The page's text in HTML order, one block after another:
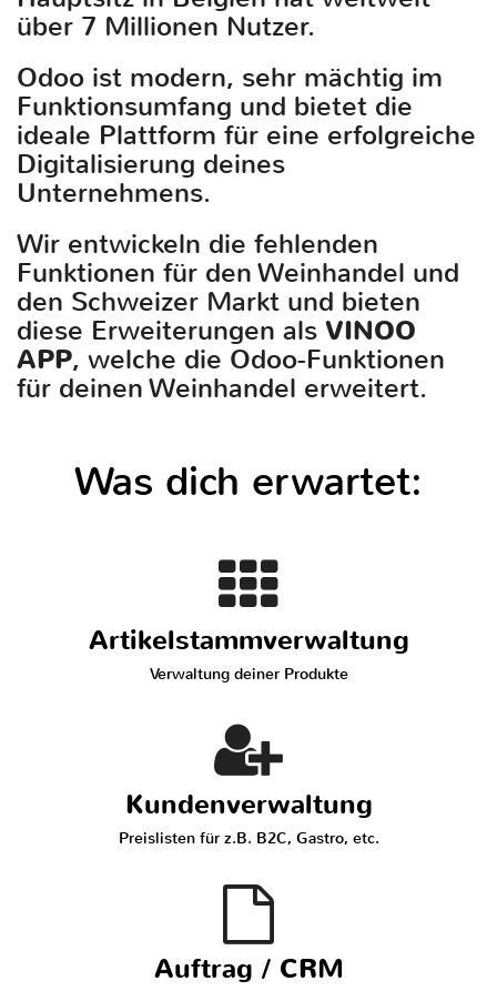
über 7 Millionen Nutzer.
Odoo ist modern, sehr mächtig im
Funktionsumfang und bietet die
ideale Plattform für eine erfolgreiche
Digitalisierung deines
Unternehmens.
Wir entwickeln die fehlenden
Funktionen für den Weinhandel und
den Schweizer Markt und bieten
diese Erweiterungen als VINOO
APP, welche die Odoo-Funktionen
für deinen Weinhandel erweitert.
Was dich erwartet:
Artikelstammverwaltung
Verwaltung deiner Produkte
Kundenverwaltung
Preislisten für z.B. B2C, Gastro, etc.
Auftrag / CRM